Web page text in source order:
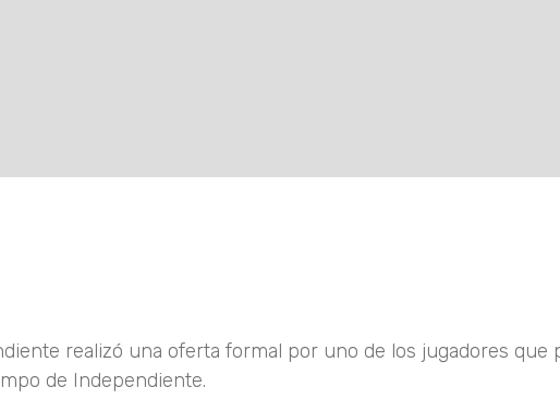
realizó una oferta formal por uno de los jugadores que
de Independiente.